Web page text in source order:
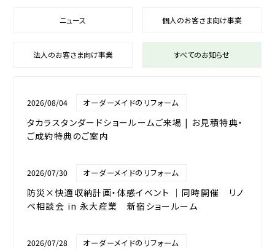
ニュース 個人のお客さま向け事業
法人のお客さま向け事業 すべてのお知らせ
2026/08/04 オーダーメイドのリフォーム
タカラスタンダードショールームご来場 | お見積特典・
ご成約特典のご案内
2026/07/30 オーダーメイドのリフォーム
防災×快適収納計画・体感イベント ｜同時開催 リノ
ベ相談会 in 永大産業 新宿ショールーム
2026/07/28 オーダーメイドのリフォーム